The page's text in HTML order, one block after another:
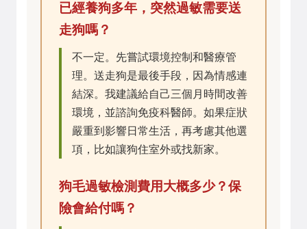
已經養狗多年，突然過敏需要送
走狗嗎？
不一定。先嘗試環境控制和醫療管
理。送走狗是最後手段，因為情感連
結深。我建議給自己三個月時間改善
環境，並諮詢免疫科醫師。如果症狀
嚴重到影響日常生活，再考慮其他選
項，比如讓狗住室外或找新家。
狗毛過敏檢測費用大概多少？保
險會給付嗎？